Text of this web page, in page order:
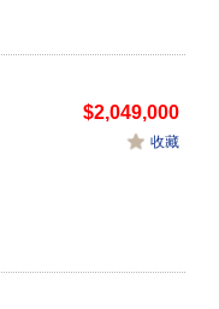
$2,049,000
收藏